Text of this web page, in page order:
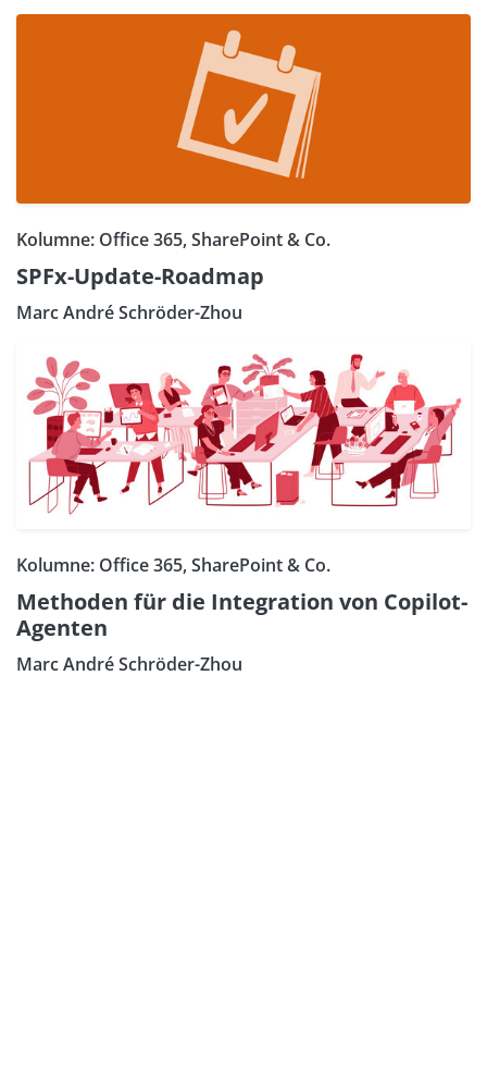
Kolumne: Office 365, SharePoint & Co.
SPFx-Update-Roadmap
Marc André Schröder-Zhou
Kolumne: Office 365, SharePoint & Co.
Methoden für die Integration von Copilot-
Agenten
Marc André Schröder-Zhou